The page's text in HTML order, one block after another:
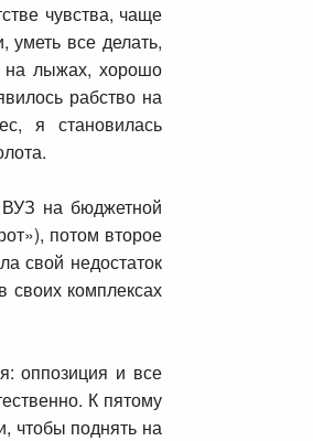
чувства, чаще
все делать,
на лыжах, хорошо
рабство на
я становилась
на бюджетной
потом второе
свой недостаток
своих комплексах
оппозиция и все
К пятому
чтобы поднять на